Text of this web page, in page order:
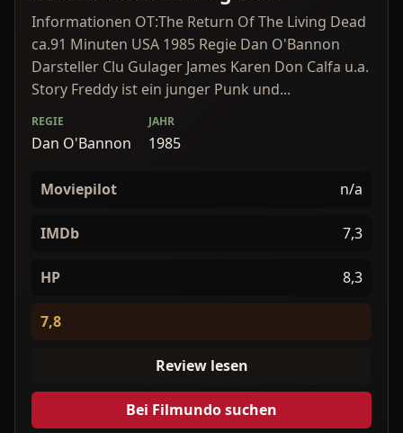
Informationen OT:The Return Of The Living Dead
ca.91 Minuten USA 1985 Regie Dan O'Bannon
Darsteller Clu Gulager James Karen Don Calfa u.a.
Story Freddy ist ein junger Punk und...
REGIE
Dan O'Bannon
JAHR
1985
Moviepilot n/a
IMDb 7,3
HP 8,3
7,8
Review lesen
Bei Filmundo suchen